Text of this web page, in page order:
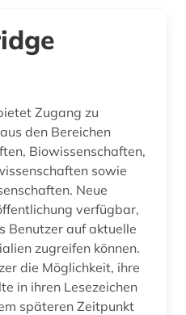
Zugang zu
den Bereichen
Biowissenschaften,
sowie
Neue
verfügbar,
Benutzer auf aktuelle
zugreifen können.
die Möglichkeit, ihre
in ihren Lesezeichen
späteren Zeitpunkt